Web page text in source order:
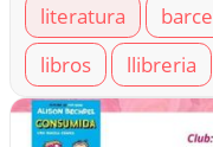
literatura
libros
llibreria